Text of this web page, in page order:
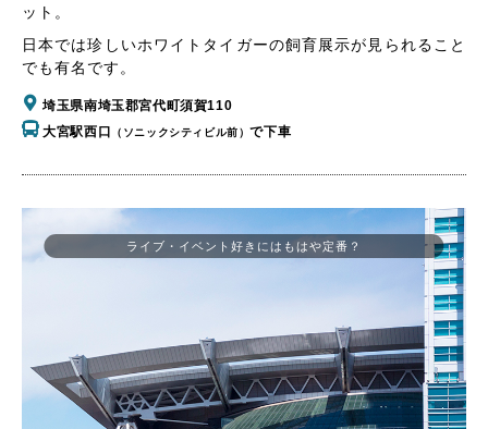
ット。
日本では珍しいホワイトタイガーの飼育展示が見られること
でも有名です。
埼玉県南埼玉郡宮代町須賀110
大宮駅西口
（ソニックシティビル前）で下車
ライブ・イベント好きにはもはや定番？